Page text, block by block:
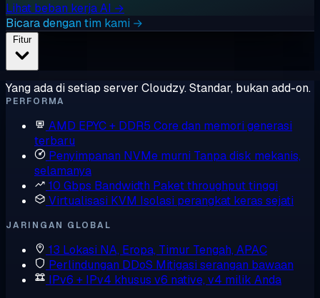
Lihat beban kerja AI →
Bicara dengan tim kami →
Fitur
Yang ada di setiap server Cloudzy. Standar, bukan add-on.
PERFORMA
AMD EPYC + DDR5 Core dan memori generasi
terbaru
Penyimpanan NVMe murni Tanpa disk mekanis,
selamanya
10 Gbps Bandwidth Paket throughput tinggi
Virtualisasi KVM Isolasi perangkat keras sejati
JARINGAN GLOBAL
13 Lokasi NA, Eropa, Timur Tengah, APAC
Perlindungan DDoS Mitigasi serangan bawaan
IPv6 + IPv4 khusus v6 native, v4 milik Anda